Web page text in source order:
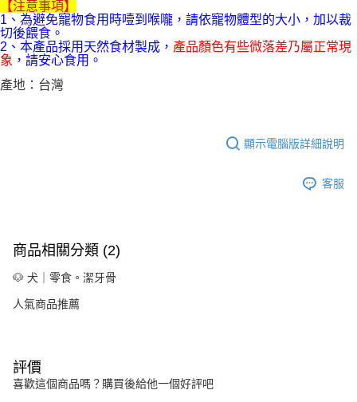
權轉讓予恩沛科技股份有限公司。
２．關於個人資料處理事宜，請瀏覽以下網址：
https://aftee.tw/terms/#terms3
３．未成年的使用者請事先徵得法定代理人或監護人之同意方可使用
「AFTEE先享後付」，若未經同意申辦者引起之損失，本公司不負相關責
任。
４．使用「AFTEE先享後付」時，將依據個別帳號之用戶狀況，依本公司即
５．嚴禁一人註冊多個帳號或使用他人資訊註冊。若發現惡意使用之情形，
恩沛科技股份有限公司將有權停止該用戶之使用額度並採取法律行動。
【注意事項】
1、為避免寵物食用時噎到喉嚨，請依寵物體型的大小，加以裁
切後餵食。
2、本產品採用天然食材製成， 產品顏色有些微落差乃屬正常現
象 ，請安心食用。
產地：台灣
顯示電腦版詳細說明
客服
商品相關分類 (2)
🐶 犬｜零食。潔牙骨
人氣商品推薦
評價
喜歡這個商品嗎？購買後給他一個好評吧